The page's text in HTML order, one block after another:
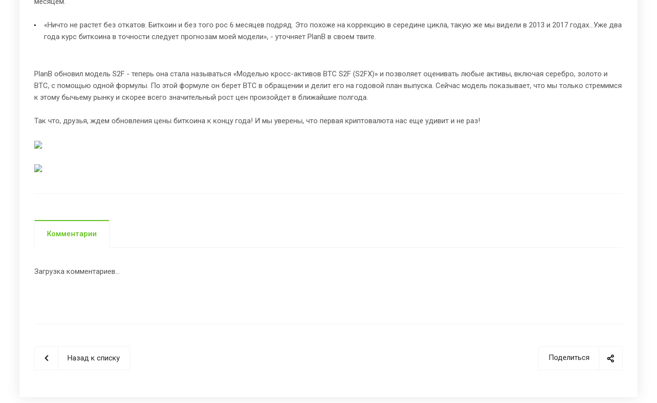
«Ничто не растет без откатов. Биткоин и без того рос 6 месяцев подряд. Это похоже на коррекцию в середине цикла, такую же мы видели в 2013 и 2017 годах...Уже два
года курс биткоина в точности следует прогнозам моей модели», - уточняет PlanB в своем твите.
PlanB обновил модель S2F - теперь она стала называться «Моделью кросс-активов BTC S2F (S2FX)» и позволяет оценивать любые активы, включая серебро, золото и
BTC, с помощью одной формулы. По этой формуле он берет BTC в обращении и делит его на годовой план выпуска. Сейчас модель показывает, что мы только стремимся
к этому бычьему рынку и скорее всего значительный рост цен произойдет в ближайшие полгода.
Так что, друзья, ждем обновления цены биткоина к концу года! И мы уверены, что первая криптовалюта нас еще удивит и не раз!
Комментарии
Загрузка комментариев...
Поделиться
Назад к списку